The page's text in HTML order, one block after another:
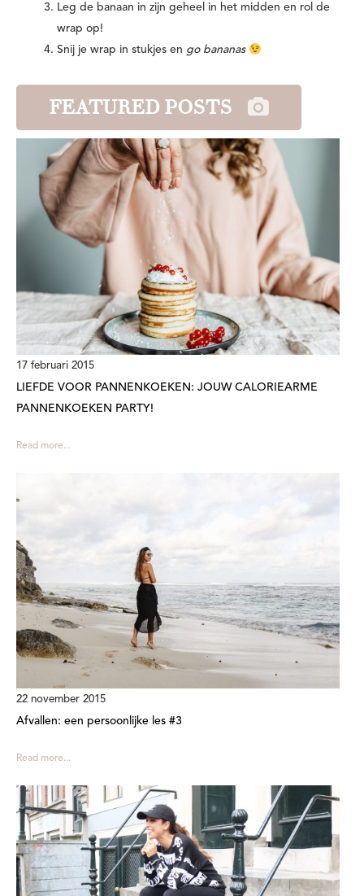
Leg de banaan in zijn geheel in het midden en rol de
wrap op!
Snij je wrap in stukjes en go bananas
FEATURED POSTS
17 februari 2015
LIEFDE VOOR PANNENKOEKEN: JOUW CALORIEARME
PANNENKOEKEN PARTY!
Read more...
22 november 2015
Afvallen: een persoonlijke les #3
Read more...